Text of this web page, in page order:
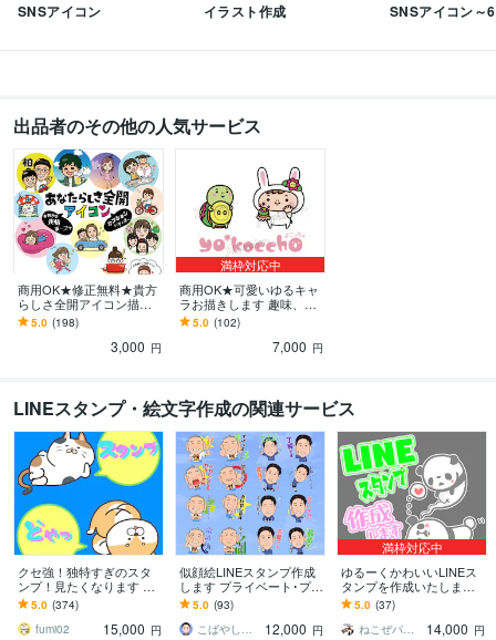
SNSアイコン イラスト作成 SNSアイコン～
出品者のその他の人気サービス
商用OK★修正無料★貴方
らしさ全開アイコン描き
ます お好きな表情&ポー
ズで！お得な追加アイテ
5.0 (198)
3,000 円
満枠対応中
商用OK★可愛いゆるキャ
ラお描きします 趣味、ビ
ジネス、グッズ制作な
ど…幅広くご使用できま
5.0 (102)
7,000 円
LINEスタンプ・絵文字作成の関連サービス
クセ強！独特すぎのスタ
ンプ！見たくなります 大
手企業様お墨付きクオリ
ティ！キャラ映え間違い
ナシ！
5.0 (374)
fumi02
15,000 円
似顔絵LINEスタンプ作成
します プライベート･プレ
ゼント･商用などに！
5.0 (93)
こばやしけい
12,000 円
満枠対応中
ゆるーくかわいいLINEス
タンプを作成いたします
あなただけの可愛いオリ
ジナルスタンプ作成しま
す（*^^*）
5.0 (37)
ねこぜパンダ
14,000 円